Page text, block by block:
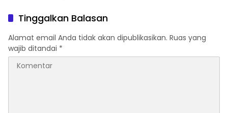
Tinggalkan Balasan
Alamat email Anda tidak akan dipublikasikan. Ruas yang
wajib ditandai *